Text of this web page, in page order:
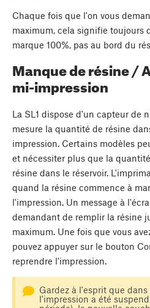
Chaque fois que l'on vous
maximum, cela signifie toujours
marque 100%, pas au bord du
Manque de résine /
mi-impression
La SL1 dispose d'un capteur de
mesure la quantité de résine
impression. Certains modèles
et nécessiter plus que la
résine dans le réservoir.
quand la résine commence à
l'impression. Un message à
demandant de remplir la résine
maximum. Une fois que vous
pouvez appuyer sur le bouton
reprendre l'impression.
Gardez à l'esprit que
l'impression a été